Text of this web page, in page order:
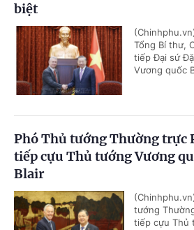
biệt
Tổng Bí thư,
tiếp Đại sứ
Vương quốc
Phó Thủ tướng Thường trực
tiếp cựu Thủ tướng Vương
Blair
tướng
tiếp cựu Thủ